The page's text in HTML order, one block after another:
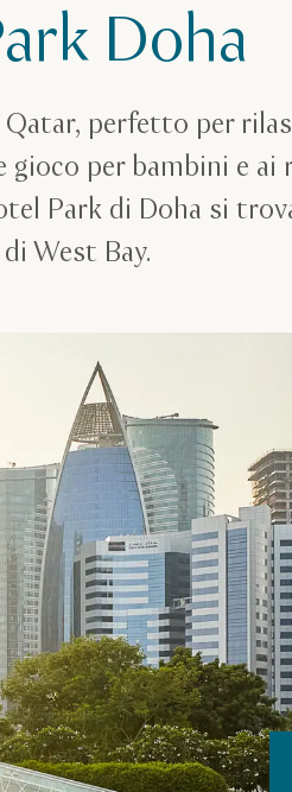
Doha
perfetto per
gioco per bambini e
Park di Doha si
West Bay.